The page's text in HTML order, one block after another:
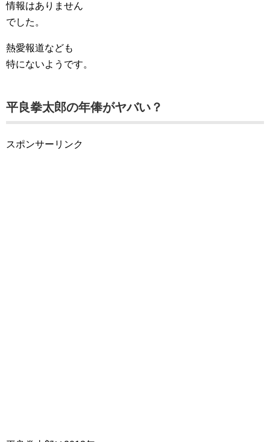
情報はありません
でした。
熱愛報道なども
特にないようです。
平良拳太郎の年俸がヤバい？
スポンサーリンク